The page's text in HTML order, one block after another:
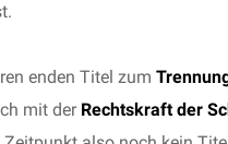
enden Titel zum
mit der Rechtskraft der